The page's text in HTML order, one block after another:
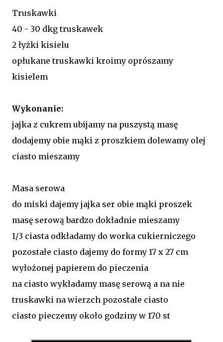
Truskawki
40 - 30 dkg truskawek
2 łyżki kisielu
opłukane truskawki kroimy oprószamy
kisielem
Wykonanie:
jajka z cukrem ubijamy na puszystą masę
dodajemy obie mąki z proszkiem dolewamy olej
ciasto mieszamy
Masa serowa
do miski dajemy jajka ser obie mąki proszek
masę serową bardzo dokładnie mieszamy
1/3 ciasta odkładamy do worka cukierniczego
pozostałe ciasto dajemy do formy 17 x 27 cm
wyłożonej papierem do pieczenia
na ciasto wykładamy masę serową a na nie
truskawki na wierzch pozostałe ciasto
ciasto pieczemy około godziny w 170 st